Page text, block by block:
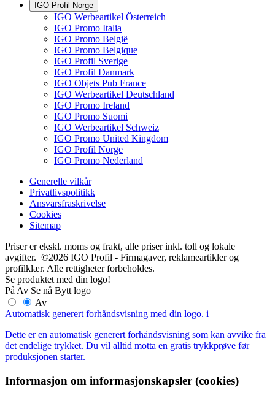
IGO Profil Norge
IGO Werbeartikel Österreich
IGO Promo Italia
IGO Promo België
IGO Promo Belgique
IGO Profil Sverige
IGO Profil Danmark
IGO Objets Pub France
IGO Werbeartikel Deutschland
IGO Promo Ireland
IGO Promo Suomi
IGO Werbeartikel Schweiz
IGO Promo United Kingdom
IGO Profil Norge
IGO Promo Nederland
Generelle vilkår
Privatlivspolitikk
Ansvarsfraskrivelse
Cookies
Sitemap
Priser er ekskl. moms og frakt, alle priser inkl. toll og lokale
avgifter. ©2026 IGO Profil - Firmagaver, reklameartikler og
profilklær. Alle rettigheter forbeholdes.
Se produktet med din logo!
På Av Se nå Bytt logo
Av
Automatisk generert forhåndsvisning med din logo. i
Dette er en automatisk generert forhåndsvisning som kan avvike fra
det endelige trykket. Du vil alltid motta en gratis trykkprøve før
produksjonen starter.
Informasjon om informasjonskapsler (cookies)